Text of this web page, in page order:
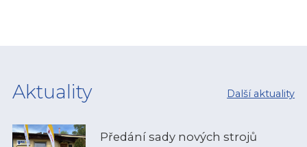
Další aktuality
Aktuality
Předání sady nových strojů